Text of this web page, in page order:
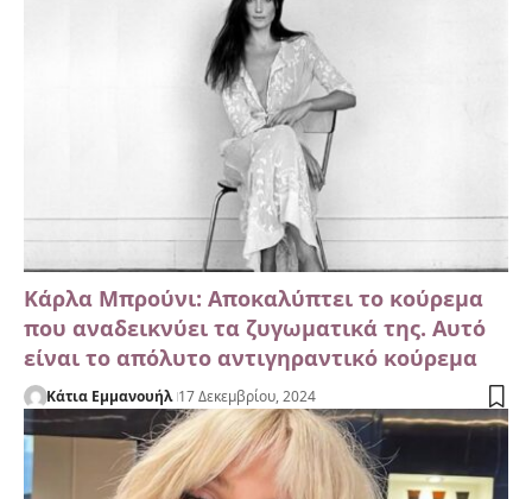
Κάρλα Μπρούνι: Αποκαλύπτει το κούρεμα
που αναδεικνύει τα ζυγωματικά της. Αυτό
είναι το απόλυτο αντιγηραντικό κούρεμα
Κάτια Εμμανουήλ 17 Δεκεμβρίου, 2024